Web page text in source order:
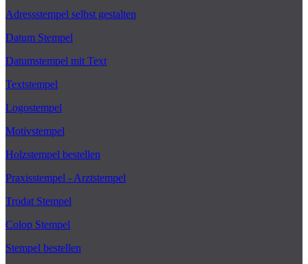
Adressstempel selbst gestalten
Datum Stempel
Datumstempel mit Text
Textstempel
Logostempel
Motivstempel
Holzstempel bestellen
Praxisstempel - Arztstempel
Trodat Stempel
Colop Stempel
Stempel bestellen